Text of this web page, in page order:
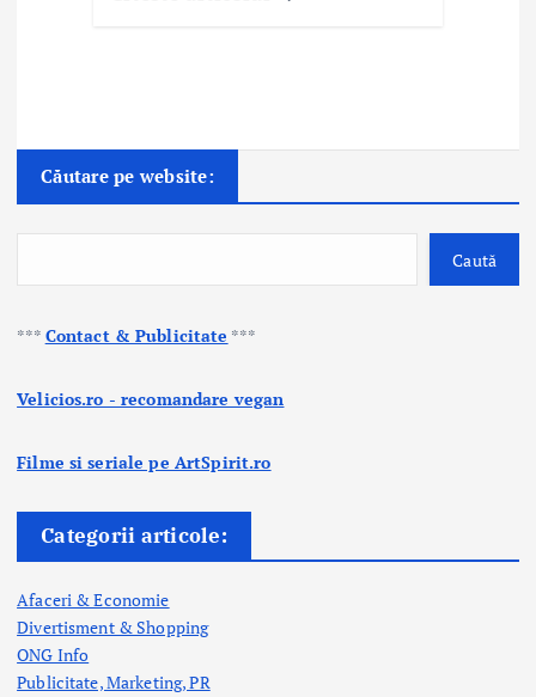
Căutare pe website:
Caută
*** Contact & Publicitate ***
Velicios.ro - recomandare vegan
Filme si seriale pe ArtSpirit.ro
Categorii articole:
Afaceri & Economie
Divertisment & Shopping
ONG Info
Publicitate, Marketing, PR